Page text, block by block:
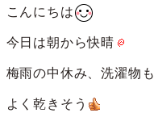
こんにちは
今日は朝から快晴
梅雨の中休み、洗濯物も
よく乾きそう